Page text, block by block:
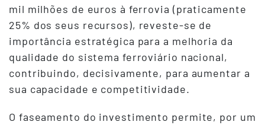
mil milhões de euros à ferrovia (praticamente
25% dos seus recursos), reveste-se de
importância estratégica para a melhoria da
qualidade do sistema ferroviário nacional,
contribuindo, decisivamente, para aumentar a
sua capacidade e competitividade.
O faseamento do investimento permite, por um